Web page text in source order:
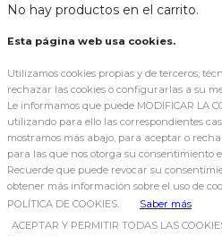
No hay productos en el carrito.
Esta página web usa cookies.
Utilizamos cookies propias y de terceros,
rechazar las cookies o configurarlas a su
Le informamos que puede MODIFICAR LA
utilizando para ello las correspondientes
mostramos más abajo, para aceptar o
para las que nos otorga su consentimiento
Recuerde que puede revocar su
obtener más información sobre el uso de
POLÍTICA DE COOKIES.
Saber más
ACEPTAR Y PERMITIR TODAS LAS